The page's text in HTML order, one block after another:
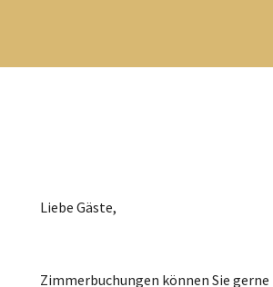
Liebe Gäste,
Zimmerbuchungen können Sie gerne